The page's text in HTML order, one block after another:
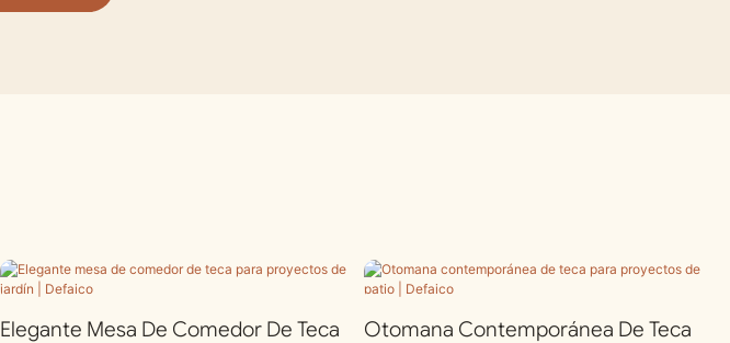
Elegante Mesa De Comedor De Teca
Otomana Contemporánea De Teca